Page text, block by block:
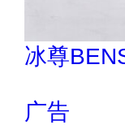
欧陆
广告